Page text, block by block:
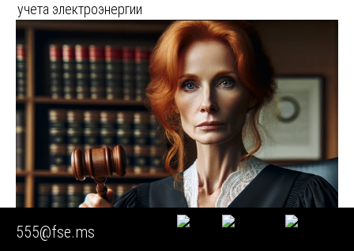
учета электроэнергии
555@fse.ms